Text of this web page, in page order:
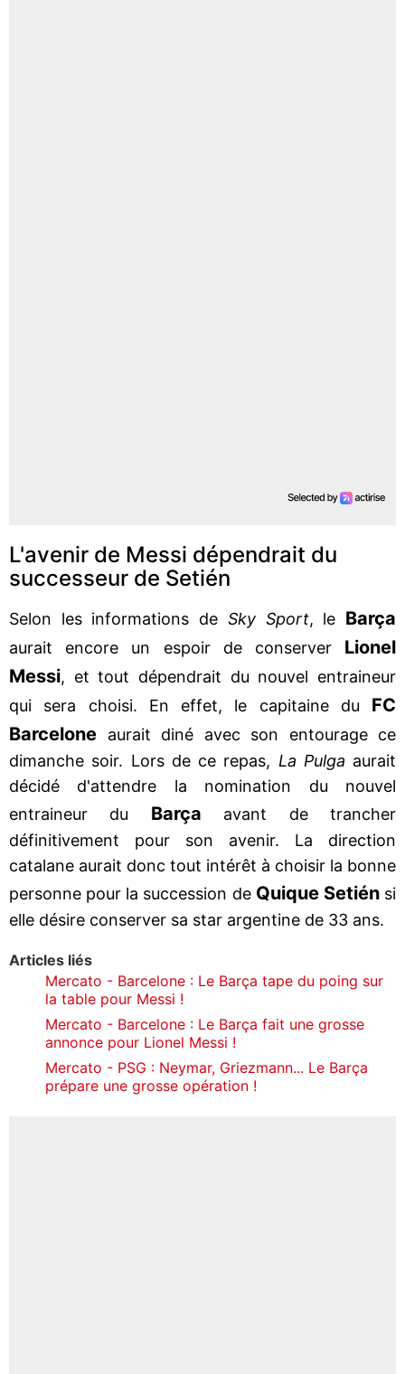
L'avenir de Messi dépendrait du
successeur de Setién
Selon les informations de Sky Sport, le Barça
aurait encore un espoir de conserver Lionel
Messi, et tout dépendrait du nouvel entraineur
qui sera choisi. En effet, le capitaine du FC
Barcelone aurait diné avec son entourage ce
dimanche soir. Lors de ce repas, La Pulga aurait
décidé d'attendre la nomination du nouvel
entraineur du Barça avant de trancher
définitivement pour son avenir. La direction
catalane aurait donc tout intérêt à choisir la bonne
personne pour la succession de Quique Setiénsi
elle désire conserver sa star argentine de 33 ans.
Articles liés
Mercato - Barcelone : Le Barça tape du poing sur
la table pour Messi !
Mercato - Barcelone : Le Barça fait une grosse
annonce pour Lionel Messi !
Mercato - PSG : Neymar, Griezmann... Le Barça
prépare une grosse opération !